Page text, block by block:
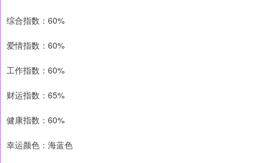
综合指数：60%
爱情指数：60%
工作指数：60%
财运指数：65%
健康指数：60%
幸运颜色：海蓝色